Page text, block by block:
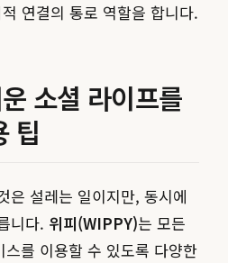
연결의 통로 역할을 합니다.
소셜 라이프를
팁
은 설레는 일이지만, 동시에
니다. 위피(WIPPY)는 모든
를 이용할 수 있도록 다양한